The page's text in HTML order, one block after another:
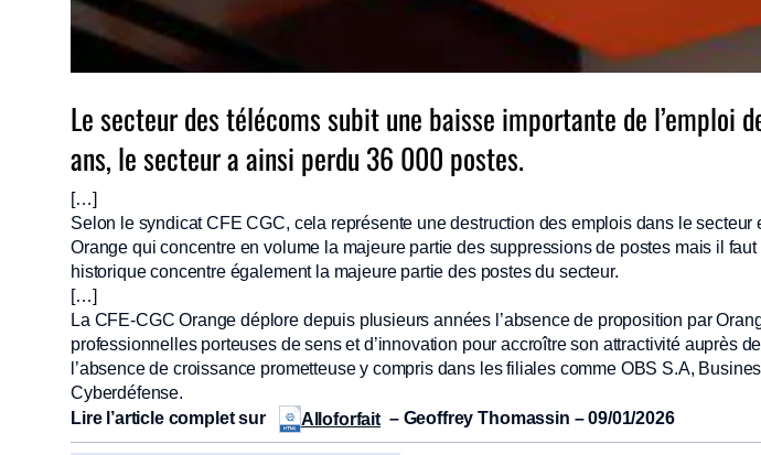
Le secteur des télécoms subit une baisse importante de l’emploi
ans, le secteur a ainsi perdu 36 000 postes.
[…]
Selon le syndicat CFE CGC, cela représente une destruction des emplois dans le secteur
Orange qui concentre en volume la majeure partie des suppressions de postes mais il faut
historique concentre également la majeure partie des postes du secteur.
[…]
La CFE-CGC Orange déplore depuis plusieurs années l’absence de proposition par
professionnelles porteuses de sens et d’innovation pour accroître son attractivité auprès
l’absence de croissance prometteuse y compris dans les filiales comme OBS S.A,
Cyberdéfense.
Lire l’article complet sur
Alloforfait – Geoffrey Thomassin – 09/01/2026